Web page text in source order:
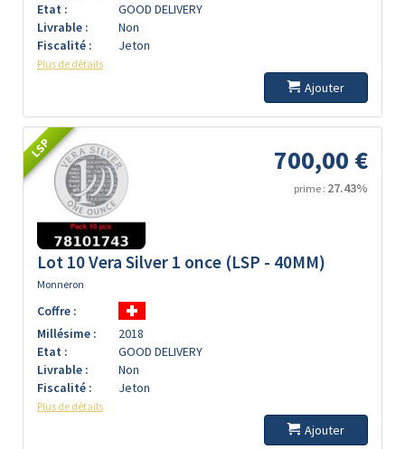
Etat :
GOOD DELIVERY
Livrable :
Non
Fiscalité :
Jeton
Plus de détails
Ajouter
LSP 700,00 €
prime : 27.43%
Lot 10 Vera Silver 1 once (LSP - 40MM)
Monneron
Coffre :
Millésime :
2018
Etat :
GOOD DELIVERY
Livrable :
Non
Fiscalité :
Jeton
Plus de détails
Ajouter